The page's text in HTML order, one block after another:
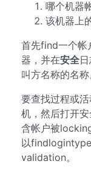
哪个机器
该机器上
首先find一个帐
器，并在安全
叫方名称的名
要查找过程或
机，然后打开
含帐户被
以
validation。